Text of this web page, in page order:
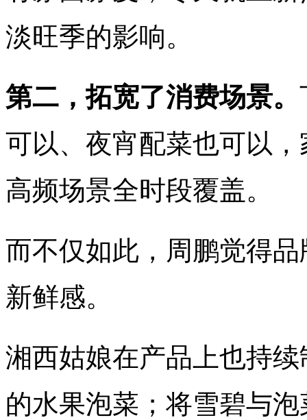
淡旺季的影响。
第二，拓宽了消费场景。
可以、夜宵配菜也可以
高频场景全时段覆盖。
而不仅如此，周鹏觉得
新鲜感。
湘西姑娘在产品上也持
的水果泡菜；将雪碧与